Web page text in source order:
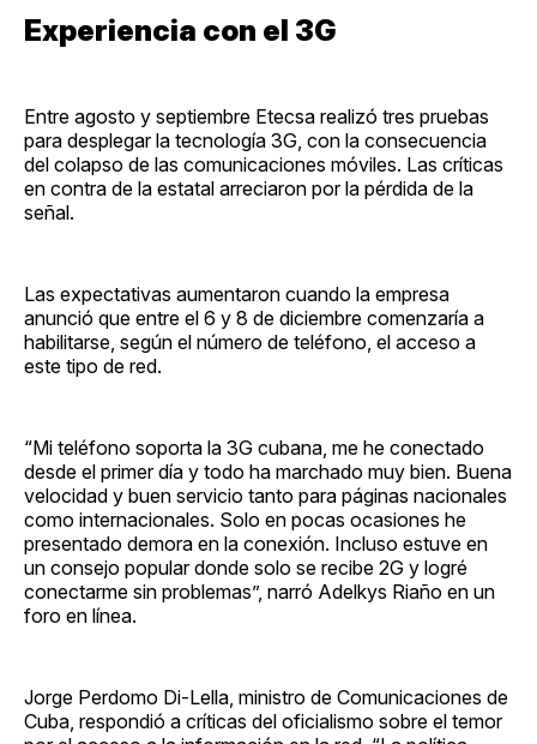
Experiencia con el 3G
Entre agosto y septiembre Etecsa realizó tres pruebas
para desplegar la tecnología 3G, con la consecuencia
del colapso de las comunicaciones móviles. Las críticas
en contra de la estatal arreciaron por la pérdida de la
señal.
Las expectativas aumentaron cuando la empresa
anunció que entre el 6 y 8 de diciembre comenzaría a
habilitarse, según el número de teléfono, el acceso a
este tipo de red.
“Mi teléfono soporta la 3G cubana, me he conectado
desde el primer día y todo ha marchado muy bien. Buena
velocidad y buen servicio tanto para páginas nacionales
como internacionales. Solo en pocas ocasiones he
presentado demora en la conexión. Incluso estuve en
un consejo popular donde solo se recibe 2G y logré
conectarme sin problemas”, narró Adelkys Riaño en un
foro en línea.
Jorge Perdomo Di-Lella, ministro de Comunicaciones de
Cuba, respondió a críticas del oficialismo sobre el temor